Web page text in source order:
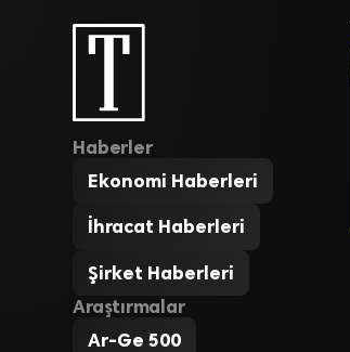
Haberler
Ekonomi Haberleri
İhracat Haberleri
Şirket Haberleri
Araştırmalar
Ar-Ge 500